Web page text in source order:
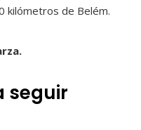
kilómetros de Belém.
seguir